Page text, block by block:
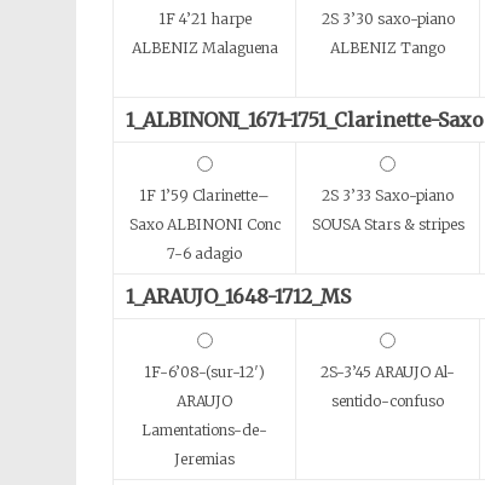
1F 4’21 harpe
ALBENIZ Malaguena
2S 3’30 saxo-piano
ALBENIZ Tango
1_ALBINONI_1671-1751_Clarinette-Saxo
1F 1’59 Clarinette–
Saxo ALBINONI Conc
7-6 adagio
2S 3’33 Saxo-piano
SOUSA Stars & stripes
1_ARAUJO_1648-1712_MS
1F-6’08-(sur-12′)
ARAUJO
Lamentations-de-
Jeremias
2S-3’45 ARAUJO Al-
sentido-confuso